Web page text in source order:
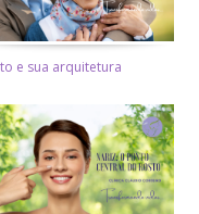
e sua arquitetura